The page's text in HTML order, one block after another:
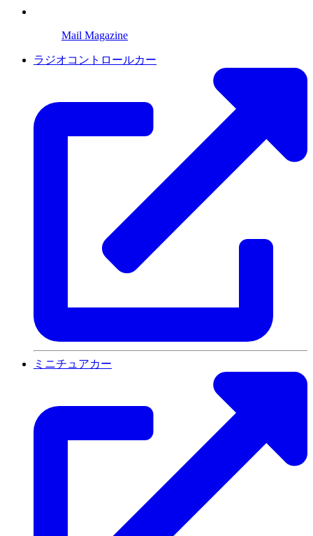
Mail Magazine
ラジオコントロールカー
ミニチュアカー